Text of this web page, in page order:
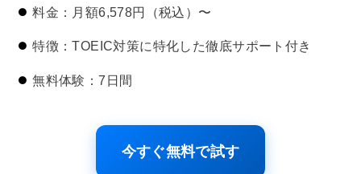
料金：月額6,578円（税込）〜
特徴：TOEIC対策に特化した徹底サポート付き
無料体験：7日間
今すぐ無料で試す